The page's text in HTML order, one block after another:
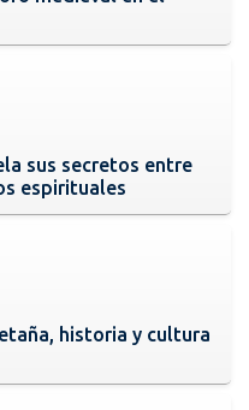
sus secretos entre
espirituales
historia y cultura